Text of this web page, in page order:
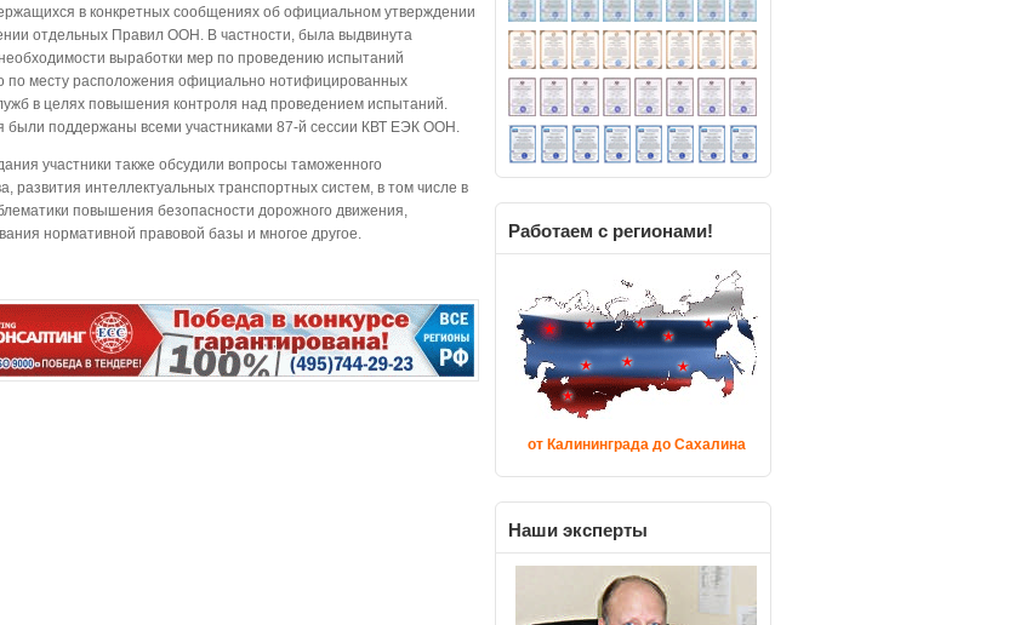
в конкретных сообщениях об официальном утверждении
отдельных Правил ООН. В частности, была выдвинута
выработки мер по проведению испытаний
по месту расположения официально нотифицированных
в целях повышения контроля над проведением испытаний.
были поддержаны всеми участниками 87-й сессии КВТ ЕЭК ООН.
участники также обсудили вопросы таможенного
развития интеллектуальных транспортных систем, в том числе в
повышения безопасности дорожного движения,
нормативной правовой базы и многое другое.
Работаем с регионами!
от Калининграда до Сахалина
Наши эксперты